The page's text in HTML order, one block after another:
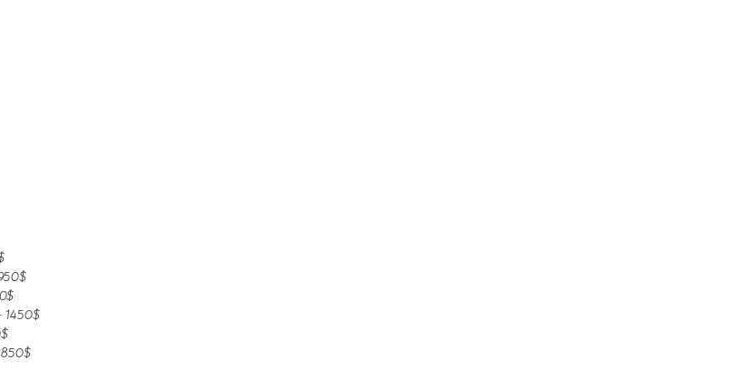
1450$